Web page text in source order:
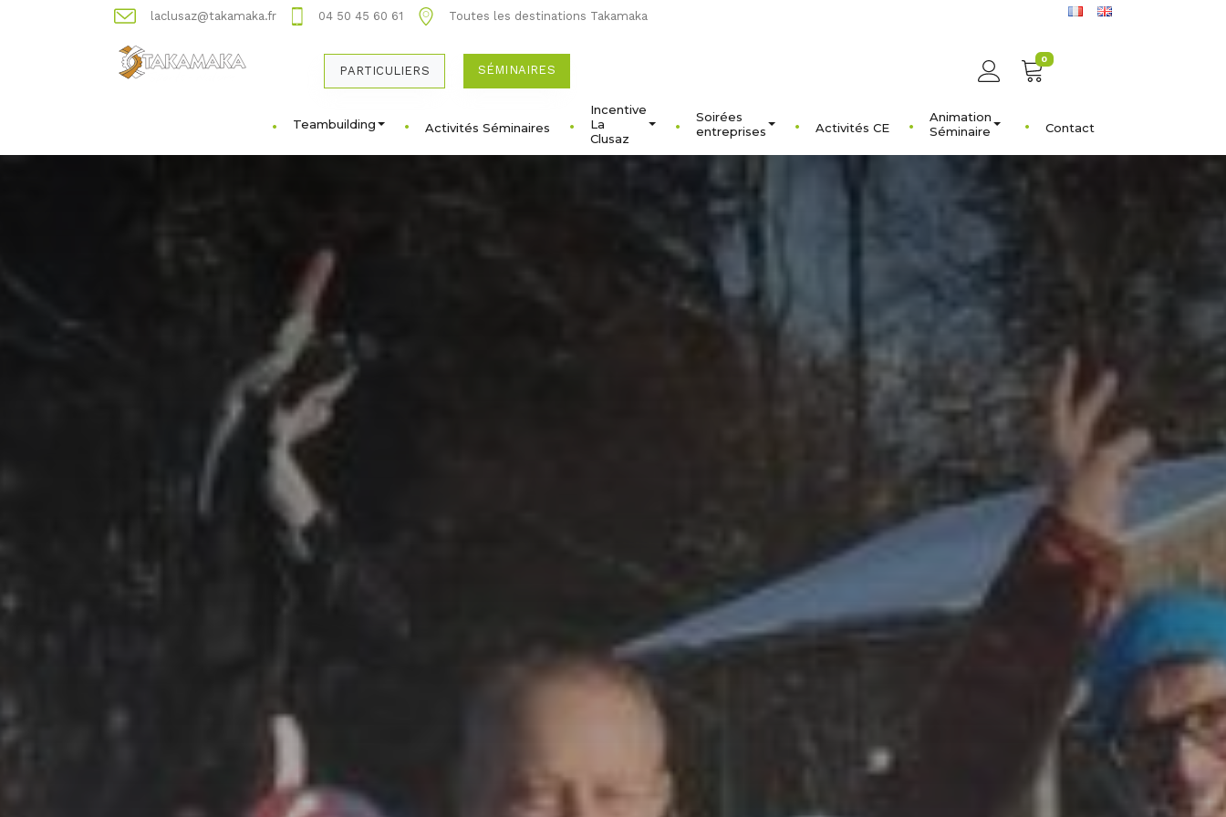
laclusaz@takamaka.fr 04 50 45 60 61 Toutes les destinations Takamaka
PARTICULIERS SÉMINAIRES
0
Teambuilding Activités Séminaires
Incentive
La
Clusaz
Soirées
entreprises
Activités CE
Animation
Séminaire
Contact